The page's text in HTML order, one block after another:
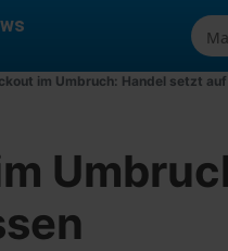
im Umbruch: Handel setzt